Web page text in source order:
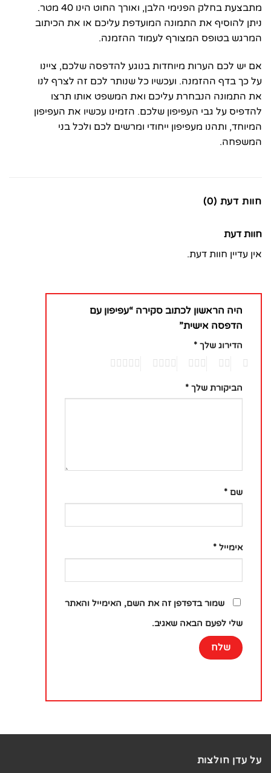
מתבצעת בחלק הפנימי הלבן, ואורך החוט הינו 40 מטר.
ניתן להוסיף את התמונה המועדפת עליכם או את הכיתוב
המרגש בטופס המצורף לעמוד ההזמנה.
אם יש לכם הערות מיוחדות בנוגע להדפסה שלכם, ציינו
על כך בדף ההזמנה. ועכשיו כל שנותר לכם זה לצרף לנו
את התמונה הנבחרת עליכם ואת המשפט אותו תרצו
להדפיס על גבי העפיפון שלכם. הזמינו עכשיו את העפיפון
המיוחד, ותהנו מעפיפון ייחודי ומרשים לכם ולכל בני
המשפחה.
חוות דעת (0)
חוות דעת
אין עדיין חוות דעת.
היה הראשון לכתוב סקירה “עפיפון עם
הדפסה אישית”
הדירוג שלך *
הביקורת שלך *
שם *
אימייל *
שמור בדפדפן זה את השם, האימייל והאתר
שלי לפעם הבאה שאגיב.
על עדן חולצות